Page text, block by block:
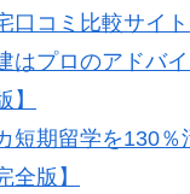
口コミ比較サイト
はプロのアドバ
】
短期留学を130％
全版】